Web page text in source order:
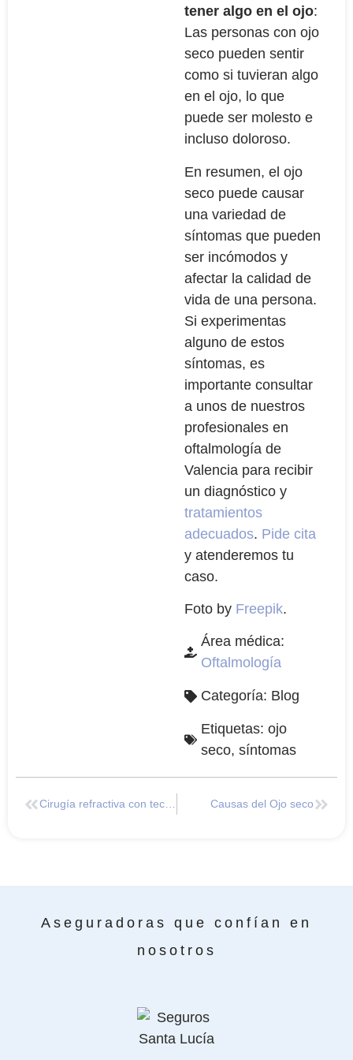
tener algo en el ojo:
Las personas con ojo
seco pueden sentir
como si tuvieran algo
en el ojo, lo que
puede ser molesto e
incluso doloroso.
En resumen, el ojo
seco puede causar
una variedad de
síntomas que pueden
ser incómodos y
afectar la calidad de
vida de una persona.
Si experimentas
alguno de estos
síntomas, es
importante consultar
a unos de nuestros
profesionales en
oftalmología de
Valencia para recibir
un diagnóstico y
tratamientos
adecuados. Pide cita
y atenderemos tu
caso.
Foto by Freepik.
Área médica:
Oftalmología
Categoría: Blog
Etiquetas: ojo
seco, síntomas
Cirugía refractiva con tecnología PRK Causas del Ojo seco
Aseguradoras que confían en
nosotros